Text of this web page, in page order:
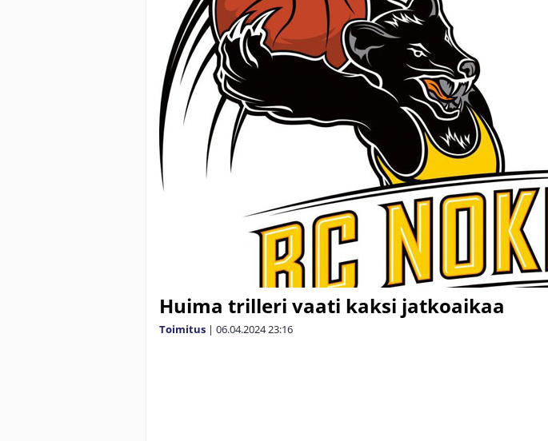
Huima trilleri vaati kaksi jatkoaikaa
Toimitus | 06.04.202423:16